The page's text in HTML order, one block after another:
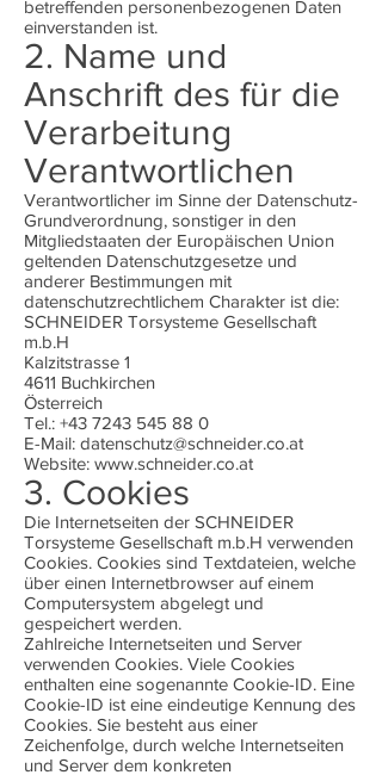
betreffenden personenbezogenen Daten
einverstanden ist.
2. Name und
Anschrift des für die
Verarbeitung
Verantwortlichen
Verantwortlicher im Sinne der Datenschutz-
Grundverordnung, sonstiger in den
Mitgliedstaaten der Europäischen Union
geltenden Datenschutzgesetze und
anderer Bestimmungen mit
datenschutzrechtlichem Charakter ist die:
SCHNEIDER Torsysteme Gesellschaft
m.b.H
Kalzitstrasse 1
4611 Buchkirchen
Österreich
Tel.: +43 7243 545 88 0
E-Mail: datenschutz@schneider.co.at
Website: www.schneider.co.at
3. Cookies
Die Internetseiten der SCHNEIDER
Torsysteme Gesellschaft m.b.H verwenden
Cookies. Cookies sind Textdateien, welche
über einen Internetbrowser auf einem
Computersystem abgelegt und
gespeichert werden.
Zahlreiche Internetseiten und Server
verwenden Cookies. Viele Cookies
enthalten eine sogenannte Cookie-ID. Eine
Cookie-ID ist eine eindeutige Kennung des
Cookies. Sie besteht aus einer
Zeichenfolge, durch welche Internetseiten
und Server dem konkreten